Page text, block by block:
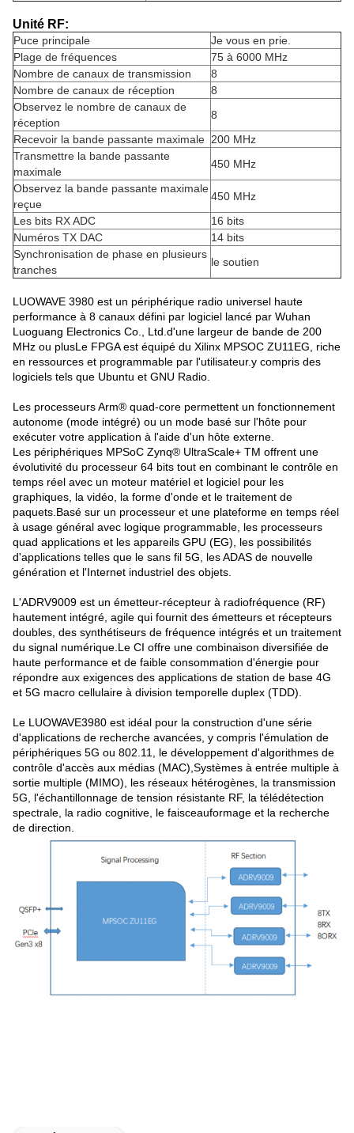
Unité RF:
Puce principale
Je vous en prie.
Plage de fréquences
75 à 6000 MHz
Nombre de canaux de transmission
8
Nombre de canaux de réception
8
Observez le nombre de canaux de
réception
8
Recevoir la bande passante maximale 200 MHz
Transmettre la bande passante
maximale
450 MHz
Observez la bande passante maximale
reçue
450 MHz
Les bits RX ADC
16 bits
Numéros TX DAC
14 bits
Synchronisation de phase en plusieurs
tranches
le soutien
LUOWAVE 3980 est un périphérique radio universel haute
performance à 8 canaux défini par logiciel lancé par Wuhan
Luoguang Electronics Co., Ltd.d'une largeur de bande de 200
MHz ou plusLe FPGA est équipé du Xilinx MPSOC ZU11EG, riche
en ressources et programmable par l'utilisateur.y compris des
logiciels tels que Ubuntu et GNU Radio.
Les processeurs Arm® quad-core permettent un fonctionnement
autonome (mode intégré) ou un mode basé sur l'hôte pour
exécuter votre application à l'aide d'un hôte externe.
Les périphériques MPSoC Zynq® UltraScale+ TM offrent une
évolutivité du processeur 64 bits tout en combinant le contrôle en
temps réel avec un moteur matériel et logiciel pour les
graphiques, la vidéo, la forme d'onde et le traitement de
paquets.Basé sur un processeur et une plateforme en temps réel
à usage général avec logique programmable, les processeurs
quad applications et les appareils GPU (EG), les possibilités
d'applications telles que le sans fil 5G, les ADAS de nouvelle
génération et l'Internet industriel des objets.
L'ADRV9009 est un émetteur-récepteur à radiofréquence (RF)
hautement intégré, agile qui fournit des émetteurs et récepteurs
doubles, des synthétiseurs de fréquence intégrés et un traitement
du signal numérique.Le CI offre une combinaison diversifiée de
haute performance et de faible consommation d'énergie pour
répondre aux exigences des applications de station de base 4G
et 5G macro cellulaire à division temporelle duplex (TDD).
Le LUOWAVE3980 est idéal pour la construction d'une série
d'applications de recherche avancées, y compris l'émulation de
périphériques 5G ou 802.11, le développement d'algorithmes de
contrôle d'accès aux médias (MAC),Systèmes à entrée multiple à
sortie multiple (MIMO), les réseaux hétérogènes, la transmission
5G, l'échantillonnage de tension résistante RF, la télédétection
spectrale, la radio cognitive, le faisceauformage et la recherche
de direction.